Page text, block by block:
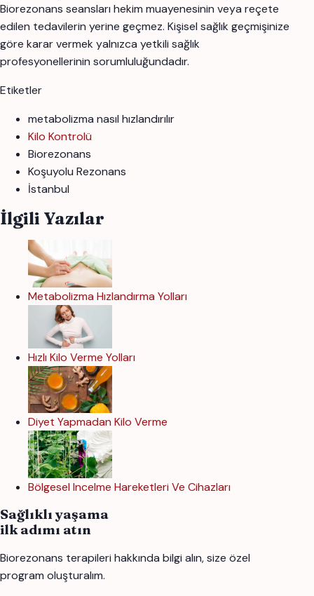
Biorezonans seansları hekim muayenesinin veya reçete
edilen tedavilerin yerine geçmez. Kişisel sağlık geçmişinize
göre karar vermek yalnızca yetkili sağlık
profesyonellerinin sorumluluğundadır.
Etiketler
metabolizma nasıl hızlandırılır
Kilo Kontrolü
Biorezonans
Koşuyolu Rezonans
İstanbul
İlgili Yazılar
Metabolizma Hızlandırma Yolları
Hızlı Kilo Verme Yolları
Diyet Yapmadan Kilo Verme
Bölgesel Incelme Hareketleri Ve Cihazları
Sağlıklı yaşama
ilk adımı atın
Biorezonans terapileri hakkında bilgi alın, size özel
program oluşturalım.